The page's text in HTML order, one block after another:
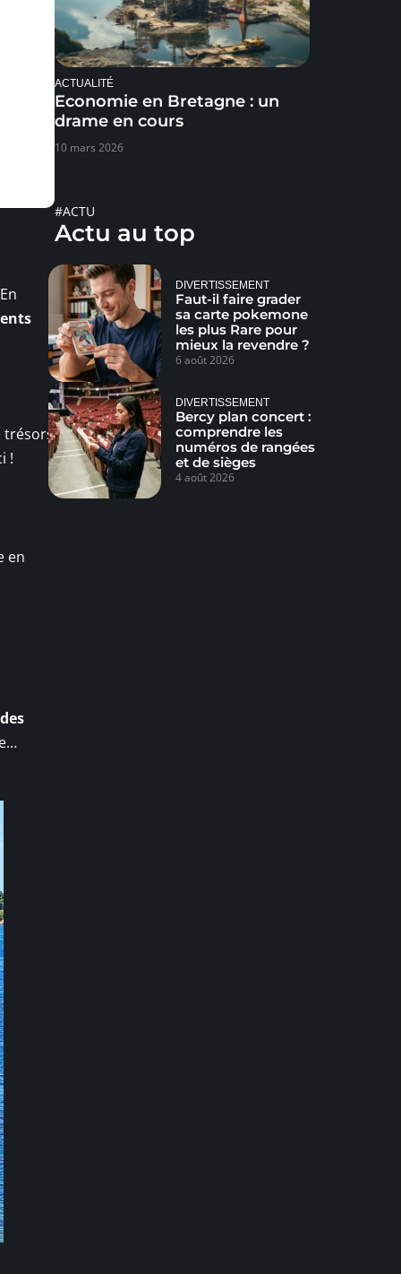
trésors
!
en
ACTUALITÉ
Economie en Bretagne : un
drame en cours
10 mars 2026
#ACTU
Actu au top
DIVERTISSEMENT
Faut-il faire grader
sa carte pokemone
les plus Rare pour
mieux la revendre ?
6 août 2026
DIVERTISSEMENT
Bercy plan concert :
comprendre les
numéros de rangées
et de sièges
4 août 2026